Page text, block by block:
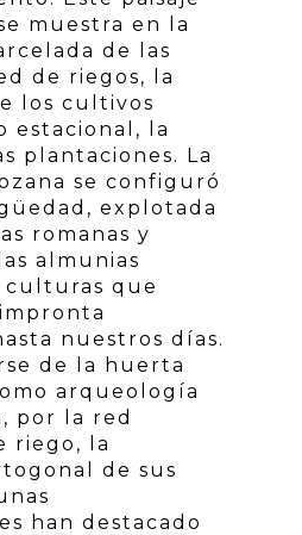
muestra en la
de las
de riegos, la
los cultivos
estacional, la
plantaciones. La
se configuró
explotada
romanas y
almunias
culturas que
nuestros días.
de la huerta
arqueología
por la red
riego, la
de sus
han destacado